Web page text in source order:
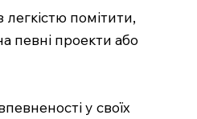
помітити,
певні проекти або
у своїх